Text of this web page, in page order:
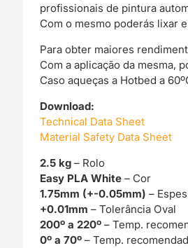
profissionais de pintura
Com o mesmo poderás lixar
Para obter maiores
Com a aplicação da mesma,
Caso aqueças a Hotbed a
Download:
Technical Data Sheet
Material Safety Data Sheet
2.5 kg – Rolo
Easy PLA White– Cor
1.75mm (+-0.05mm)–
+0.01mm– Tolerância Oval
200º a 220º– Temp.
0º a 70º– Temp.